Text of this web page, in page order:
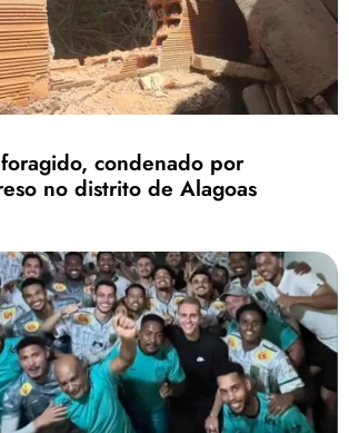
condenado por
no distrito de Alagoas